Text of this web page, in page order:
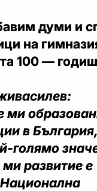
думи и
на
100 —
ми
в
голямо
развитие е